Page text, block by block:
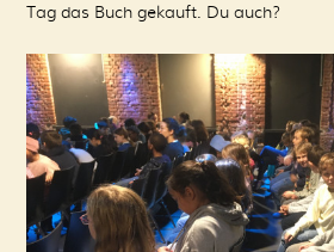
Tag das Buch gekauft. Du auch?